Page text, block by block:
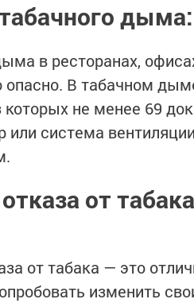
в ресторанах,
опасно. В табачном
которых не менее 69
или система
от
от табака — это
изменить